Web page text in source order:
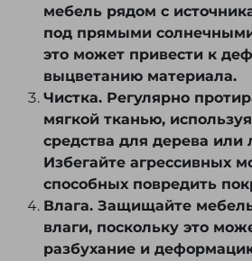
мебель рядом с
под прямыми
это может привести к
выцветанию материала.
Чистка. Регулярно
мягкой тканью,
средства для дерева или
Избегайте агрессивных
способных повредить
Влага. Защищайте
влаги, поскольку это
разбухание и